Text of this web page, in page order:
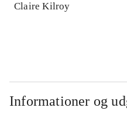
Claire Kilroy
Informationer og